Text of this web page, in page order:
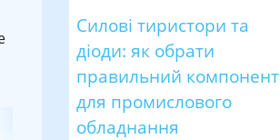
Силові тиристори та
діоди: як обрати
правильний компонент
для промислового
обладнання